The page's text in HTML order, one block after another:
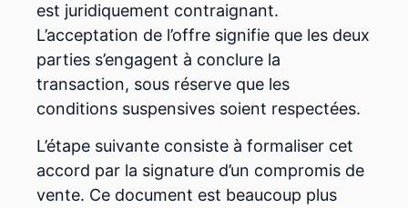
est juridiquement contraignant.
L’acceptation de l’offre signifie que les deux
parties s’engagent à conclure la
transaction, sous réserve que les
conditions suspensives soient respectées.
L’étape suivante consiste à formaliser cet
accord par la signature d’un compromis de
vente. Ce document est beaucoup plus